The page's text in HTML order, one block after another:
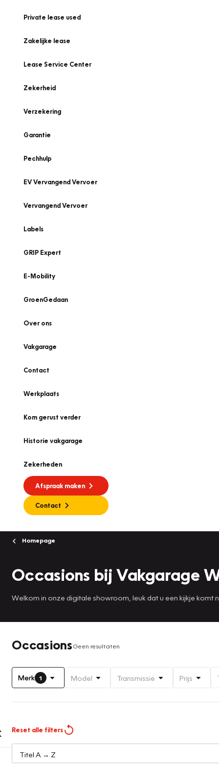
Private lease used
Zakelijke lease
Lease Service Center
Zekerheid
Verzekering
Garantie
Pechhulp
EV Vervangend Vervoer
Vervangend Vervoer
Labels
GRIP Expert
E-Mobility
GroenGedaan
Over ons
Vakgarage
Contact
Werkplaats
Kom gerust verder
Historie vakgarage
Zekerheden
Afspraak maken
Contact
Homepage
Occasions bij Vakgarage
Welkom in onze digitale showroom, leuk dat u een kijkje komt
OccasionsGeen resultaten
Merk 1 Model Transmissie Prijs
Reset alle filters